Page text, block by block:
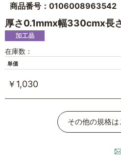
商品番号：0106008963542
厚さ0.1mmx幅330cmx長
在庫数：
単価
￥1,030
その他の規格